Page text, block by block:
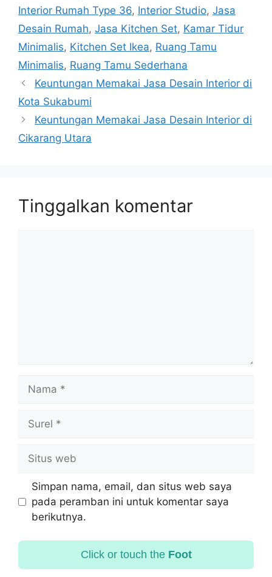
Interior Rumah Type 36, Interior Studio, Jasa
Desain Rumah, Jasa Kitchen Set, Kamar Tidur
Minimalis, Kitchen Set Ikea, Ruang Tamu
Minimalis, Ruang Tamu Sederhana
Keuntungan Memakai Jasa Desain Interior di
Kota Sukabumi
Keuntungan Memakai Jasa Desain Interior di
Cikarang Utara
Tinggalkan komentar
Simpan nama, email, dan situs web saya
pada peramban ini untuk komentar saya
berikutnya.
Click or touch the Foot